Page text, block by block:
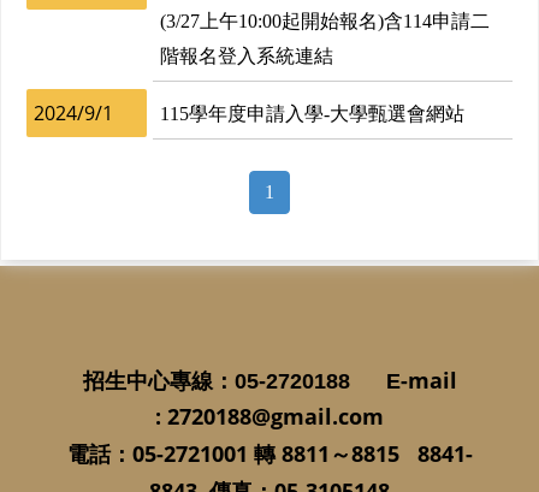
(3/27上午10:00起開始報名)含114申請二
階報名登入系統連結
2024/9/1 115學年度申請入學-大學甄選會網站
1
招生中心專線：05-2720188 E-mail
: 2720188@gmail.com
電話： 05-2721001 轉8811 ～8815 8841-